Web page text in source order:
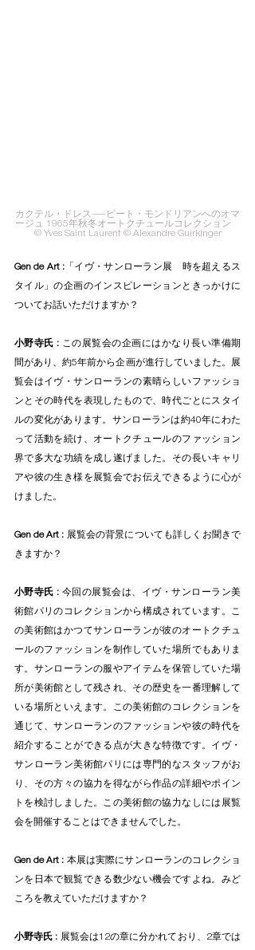
カクテル・ドレス―ピート・モンドリアンへのオマ
ージュ 1965年秋冬オートクチュールコレクション
© Yves Saint Laurent © Alexandre Guirkinger
Gen de Art :「イヴ・サンローラン展　時を超えるス
タイル」の企画のインスピレーションときっかけに
ついてお話いただけますか？
小野寺氏 : この展覧会の企画にはかなり長い準備期
間があり、約5年前から企画が進行していました。展
覧会はイヴ・サンローランの素晴らしいファッショ
ンとその時代を表現したもので、時代ごとにスタイ
ルの変化があります。サンローランは約40年にわた
って活動を続け、オートクチュールのファッション
界で多大な功績を成し遂げました。その長いキャリ
アや彼の生き様を展覧会でお伝えできるように心が
けました。
Gen de Art : 展覧会の背景についても詳しくお聞きで
きますか？
小野寺氏 : 今回の展覧会は、イヴ・サンローラン美
術館パリのコレクションから構成されています。こ
の美術館はかつてサンローランが彼のオートクチュ
ールのファッションを制作していた場所でもありま
す。サンローランの服やアイテムを保管していた場
所が美術館として残され、その歴史を一番理解して
いる場所といえます。この美術館のコレクションを
通じて、サンローランのファッションや彼の時代を
紹介することができる点が大きな特徴です。イヴ・
サンローラン美術館パリには専門的なスタッフがお
り、その方々の協力を得ながら作品の詳細やポイン
トを検討しました。この美術館の協力なしには展覧
会を開催することはできませんでした。
Gen de Art : 本展は実際にサンローランのコレクショ
ンを日本で観覧できる数少ない機会ですよね。みど
ころを教えていただけますか？
小野寺氏 : 展覧会は12の章に分かれており、2章では